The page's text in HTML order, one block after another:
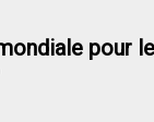
pour